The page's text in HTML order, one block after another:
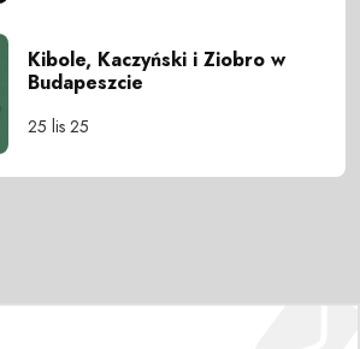
Kibole, Kaczyński i Ziobro w
Budapeszcie
25 lis 25